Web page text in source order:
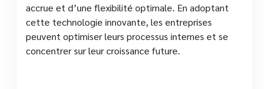
accrue et d’une flexibilité optimale. En adoptant
cette technologie innovante, les entreprises
peuvent optimiser leurs processus internes et se
concentrer sur leur croissance future.